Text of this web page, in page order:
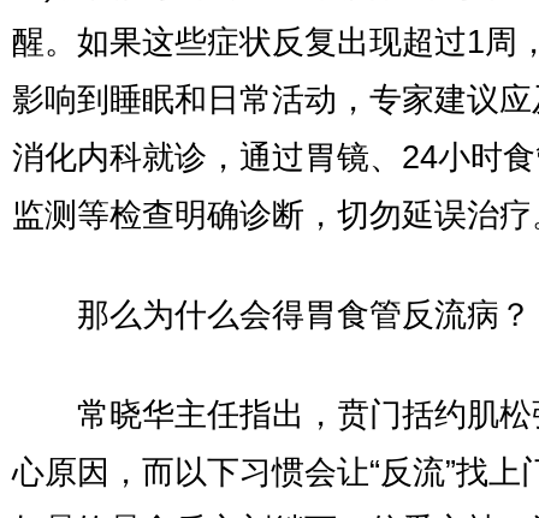
醒。如果这些症状反复出现超过1周
影响到睡眠和日常活动，专家建议
消化内科就诊，通过胃镜、24小时
监测等检查明确诊断，切勿延误治疗
那么为什么会得胃食管反流病？
常晓华主任指出，贲门括约肌松
心原因，而以下习惯会让“反流”找上